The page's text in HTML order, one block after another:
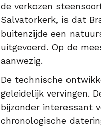
de verkozen
Salvatorkerk, is dat
buitenzijde een
uitgevoerd. Op de
aanwezig.
De technische
geleidelijk vervingen.
bijzonder interessant
chronologische